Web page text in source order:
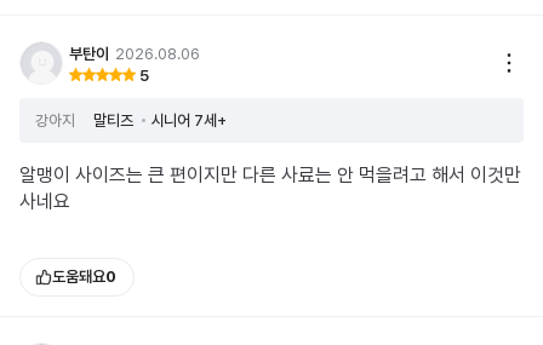
부탄이
2026.08.06
5
강아지 말티즈 시니어 7세+
알맹이 사이즈는 큰 편이지만 다른 사료는 안 먹을려고 해서 이것만
사네요
도움돼요0